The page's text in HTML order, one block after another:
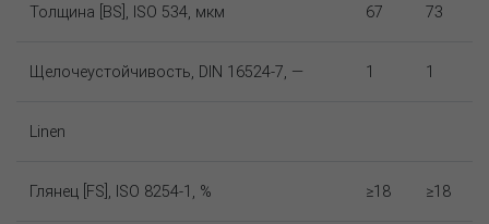
Толщина [BS], ISO 534, мкм 67 73
Щелочеустойчивость, DIN 16524-7, — 1 1
Linen
Глянец [FS], ISO 8254-1, % ≥18 ≥18